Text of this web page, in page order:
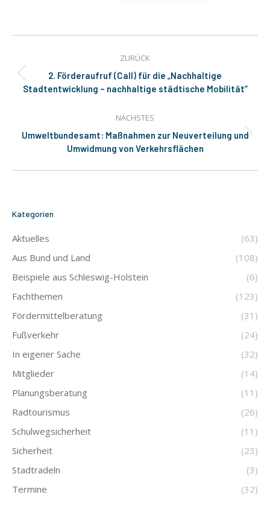
ZURÜCK
Vorheriger
Beitrag:
2. Förderaufruf (Call) für die „Nachhaltige
Stadtentwicklung – nachhaltige städtische Mobilität“
NÄCHSTES
Nächster
Beitrag:
Umweltbundesamt: Maßnahmen zur Neuverteilung und
Umwidmung von Verkehrsflächen
Kategorien
Aktuelles
(63)
Aus Bund und Land
(108)
Beispiele aus Schleswig-Holstein
(6)
Fachthemen
(123)
Fördermittelberatung
(31)
Fußverkehr
(24)
In eigener Sache
(32)
Mitglieder
(14)
Planungsberatung
(11)
Radtourismus
(26)
Schulwegsicherheit
(11)
Sicherheit
(23)
Stadtradeln
(3)
Termine
(32)